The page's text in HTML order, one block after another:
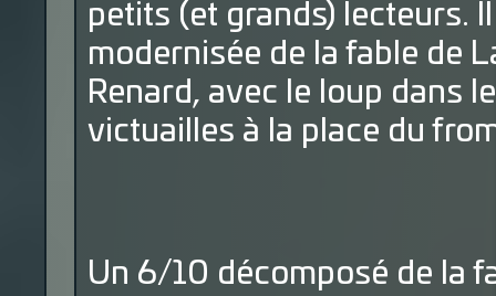
petits (et grands) lecteurs.
modernisée de la fable de
Renard, avec le loup dans
victuailles à la place du
Un 6/10 décomposé de la